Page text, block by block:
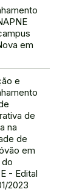
em
e
de
na
de
em
do
- Edital
2023